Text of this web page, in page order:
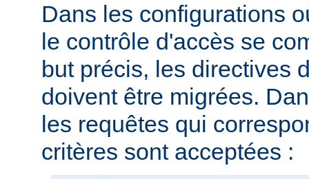
Dans les configurations
le contrôle d'accès se
but précis, les directives
doivent être migrées.
les requêtes qui
critères sont acceptées :